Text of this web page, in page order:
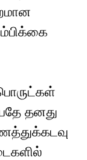
தனது